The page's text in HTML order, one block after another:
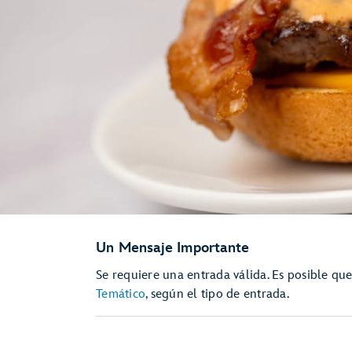
Un Mensaje Importante
Se requiere una entrada válida. Es posible
Temático, según el tipo de entrada.